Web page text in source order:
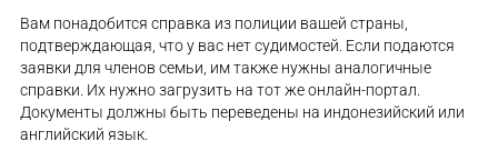
Вам понадобится справка из полиции вашей страны,
подтверждающая, что у вас нет судимостей. Если подаются
заявки для членов семьи, им также нужны аналогичные
справки. Их нужно загрузить на тот же онлайн-портал.
Документы должны быть переведены на индонезийский или
английский язык.